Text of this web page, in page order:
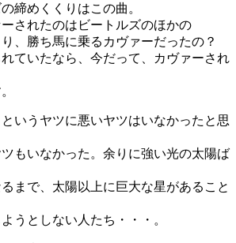
締めくくりはこの曲。
されたのはビートルズのほかの
、勝ち馬に乗るカヴァーだったの？
ていたなら、今だって、カヴァーされ
いうヤツに悪いヤツはいなかったと思
もいなかった。余りに強い光の太陽ば
まで、太陽以上に巨大な星があること
うとしない人たち・・・。